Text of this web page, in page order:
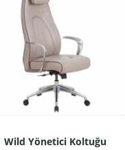
Wild Yönetici Koltuğu